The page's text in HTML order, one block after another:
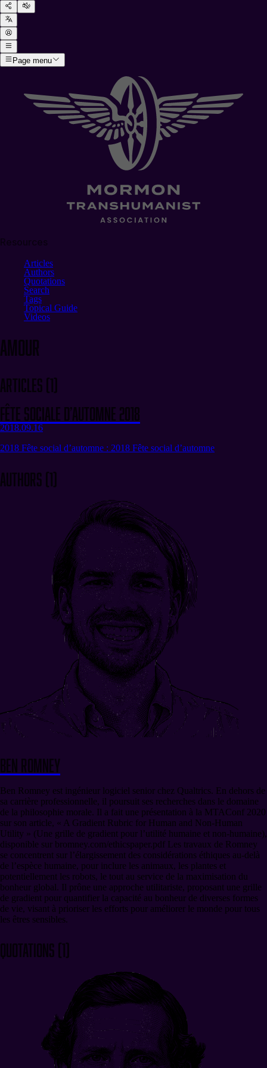
Page menu
Articles
Authors
Quotations
Search
Tags
Topical Guide
Videos
amour
Articles (1)
Fête sociale d’automne 2018
2018.09.16
2018 Fête social d’automne : 2018 Fête social d’automne
Authors (1)
Ben Romney
Ben Romney est ingénieur logiciel senior chez Qualtrics. En dehors de
sa carrière professionnelle, il poursuit ses recherches dans le domaine
de la philosophie morale. Il a fait une présentation à la MTAConf 2020
sur son article, « A Gradient Rubric for Human and Non-Human
Utility » (Une grille de gradient pour l’utilité humaine et non-humaine),
disponible sur bromney.com/ethicspaper.pdf Les travaux de Romney
se concentrent sur l’élargissement des considérations éthiques au-delà
de l’espèce humaine, pour inclure les animaux, les plantes et
potentiellement les robots, le tout au service de la maximisation du
bonheur global. Il prône une approche utilitariste, proposant une grille
de gradient pour quantifier la capacité au bonheur de diverses formes
de vie, visant à prioriser les efforts pour améliorer le monde pour tous
les êtres sensibles.
Quotations (1)